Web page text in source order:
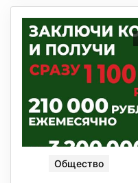
Общество